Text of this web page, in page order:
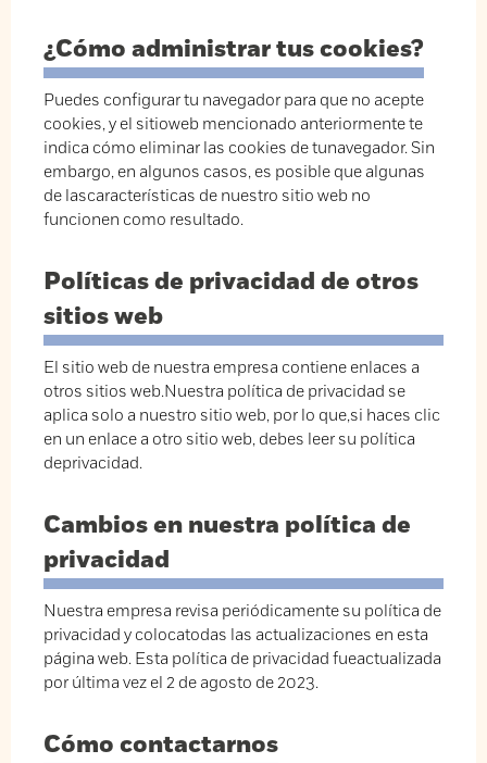
¿Cómo administrar tus cookies?
Puedes configurar tu navegador para que no acepte
cookies, y el sitioweb mencionado anteriormente te
indica cómo eliminar las cookies de tunavegador. Sin
embargo, en algunos casos, es posible que algunas
de lascaracterísticas de nuestro sitio web no
funcionen como resultado.
Políticas de privacidad de otros
sitios web
El sitio web de nuestra empresa contiene enlaces a
otros sitios web.Nuestra política de privacidad se
aplica solo a nuestro sitio web, por lo que,si haces clic
en un enlace a otro sitio web, debes leer su política
deprivacidad.
Cambios en nuestra política de
privacidad
Nuestra empresa revisa periódicamente su política de
privacidad y colocatodas las actualizaciones en esta
página web. Esta política de privacidad fueactualizada
por última vez el 2 de agosto de 2023.
Cómo contactarnos